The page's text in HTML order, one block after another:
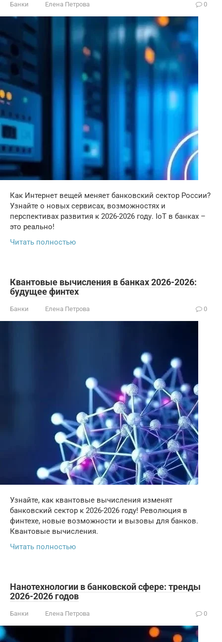
Банки Елена Петрова 0
Как Интернет вещей меняет банковский сектор России?
Узнайте о новых сервисах, возможностях и
перспективах развития к 2026-2026 году. IoT в банках –
это реально!
Читать полностью
Квантовые вычисления в банках 2026-2026:
будущее финтех
Банки Елена Петрова 0
Узнайте, как квантовые вычисления изменят
банковский сектор к 2026-2026 году! Революция в
финтехе, новые возможности и вызовы для банков.
Квантовые вычисления.
Читать полностью
Нанотехнологии в банковской сфере: тренды
2026-2026 годов
Банки Елена Петрова 0